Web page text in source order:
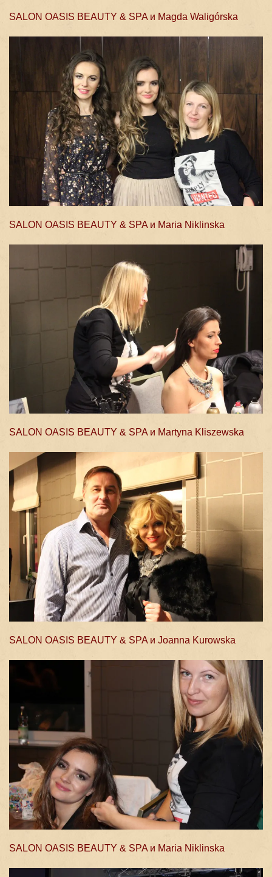
SALON OASIS BEAUTY & SPA и Magda Waligórska
SALON OASIS BEAUTY & SPA и Maria Niklinska
SALON OASIS BEAUTY & SPA и Martyna Kliszewska
SALON OASIS BEAUTY & SPA и Joanna Kurowska
SALON OASIS BEAUTY & SPA и Maria Niklinska